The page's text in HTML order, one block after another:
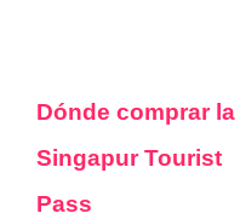
Dónde comprar la
Singapur Tourist
Pass